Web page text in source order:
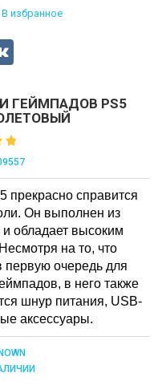
ГЕЙМПАДОВ PS5
прекрасно справится
Он выполнен из
обладает высоким
на то, что
первую очередь для
в него также
шнур питания, USB-
аксессуары.